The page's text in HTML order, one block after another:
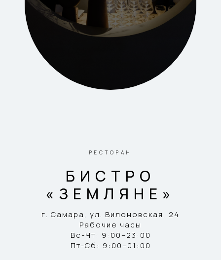
РЕСТОРАН
БИСТРО
«ЗЕМЛЯНЕ»
г. Самара, ул. Вилоновская, 24
Рабочие часы
Вс-Чт: 9:00–23:00
Пт-Сб: 9:00–01:00